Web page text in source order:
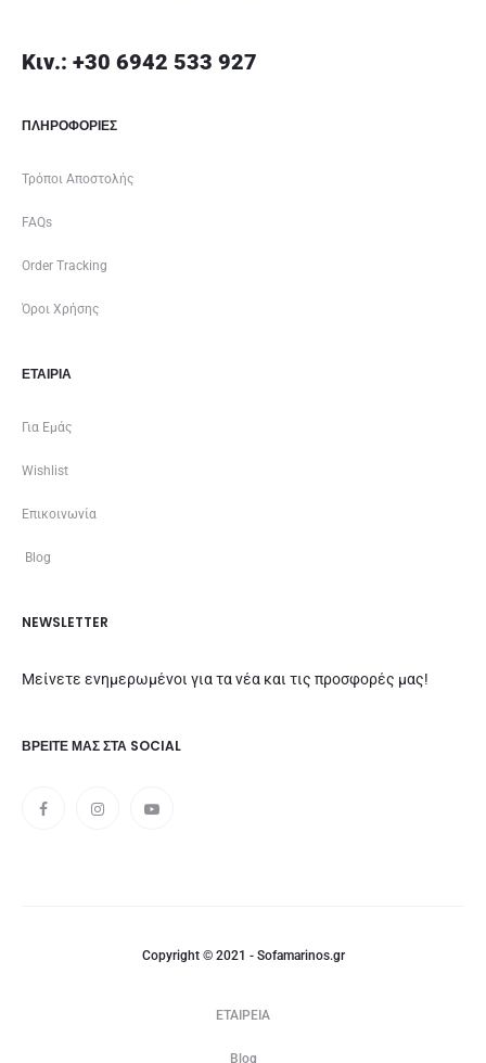
Κιν.: +30 6942 533 927
ΠΛΗΡΟΦΟΡΙΕΣ
Τρόποι Αποστολής
FAQs
Order Tracking
Όροι Χρήσης
ΕΤΑΙΡΊΑ
Για Εμάς
Wishlist
Επικοινωνία
Blog
NEWSLETTER
Μείνετε ενημερωμένοι για τα νέα και τις προσφορές μας!
ΒΡΕΊΤΕ ΜΑΣ ΣΤΑ SOCIAL
Copyright © 2021 - Sofamarinos.gr
ΕΤΑΙΡΕΙΑ
Blog